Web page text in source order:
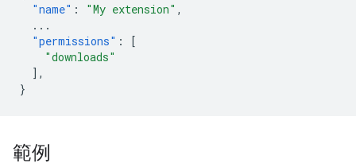
"name" : "My extension" ,
...
"permissions" :
[
"downloads"
],
}
範例